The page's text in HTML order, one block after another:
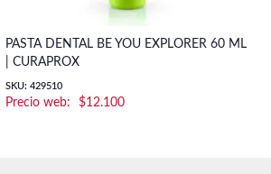
PASTA DENTAL BE YOU EXPLORER 60 ML
| CURAPROX
SKU: 429510
$12.100